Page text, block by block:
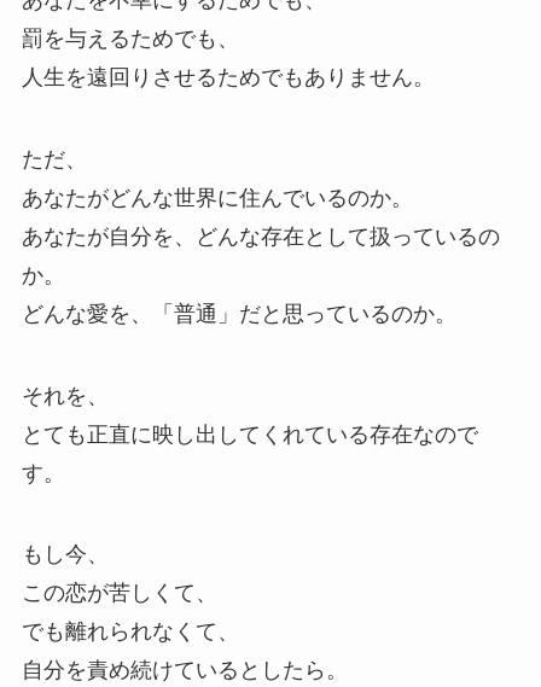
罰を与えるためでも、
人生を遠回りさせるためでもありません。
ただ、
あなたがどんな世界に住んでいるのか。
あなたが自分を、どんな存在として扱っているの
か。
どんな愛を、「普通」だと思っているのか。
それを、
とても正直に映し出してくれている存在なので
す。
もし今、
この恋が苦しくて、
でも離れられなくて、
自分を責め続けているとしたら。